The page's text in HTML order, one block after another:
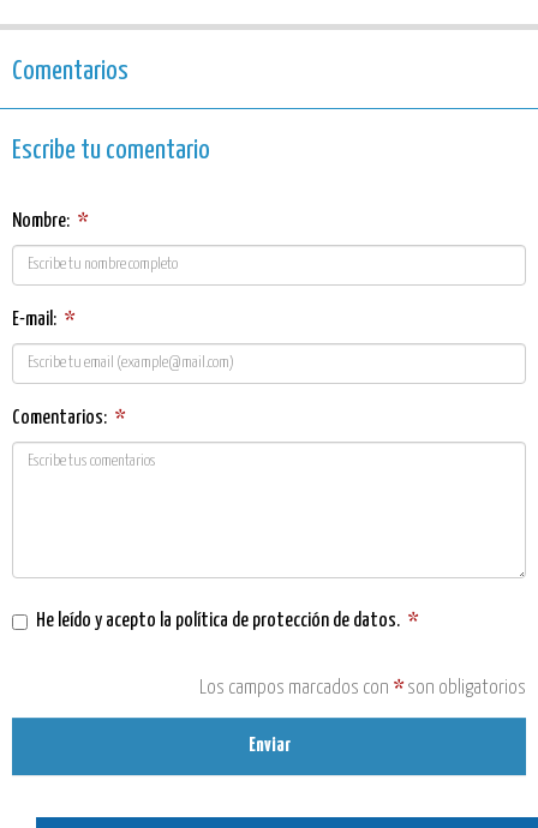
Comentarios
Escribe tu comentario
Nombre: *
E-mail: *
Comentarios: *
He leído y acepto la política de protección de datos. *
Los campos marcados con * son obligatorios
Enviar